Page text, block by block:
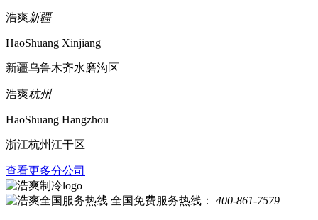
浩爽新疆
HaoShuang Xinjiang
新疆乌鲁木齐水磨沟区
浩爽杭州
HaoShuang Hangzhou
浙江杭州江干区
查看更多分公司
全国免费服务热线： 400-861-7579